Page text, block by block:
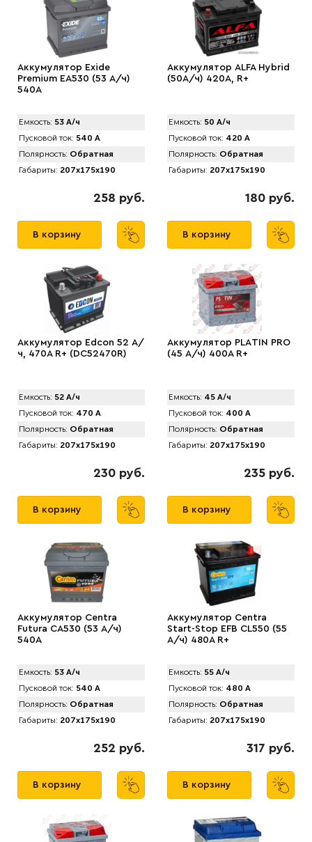
Аккумулятор Exide
Premium EA530 (53 А/ч)
540A
Емкость: 53 А/ч
Пусковой ток: 540 А
Полярность: Обратная
Габариты: 207x175x190
258 руб.
В корзину
Аккумулятор ALFA Hybrid
(50А/ч) 420A, R+
Емкость: 50 А/ч
Пусковой ток: 420 А
Полярность: Обратная
Габариты: 207x175x190
180 руб.
В корзину
Аккумулятор Edcon 52 А/
ч, 470A R+ (DC52470R)
Емкость: 52 А/ч
Пусковой ток: 470 А
Полярность: Обратная
Габариты: 207x175x190
230 руб.
В корзину
Аккумулятор PLАTIN PRO
(45 А/ч) 400A R+
Емкость: 45 А/ч
Пусковой ток: 400 А
Полярность: Обратная
Габариты: 207x175x190
235 руб.
В корзину
Аккумулятор Centra
Futura CA530 (53 А/ч)
540A
Емкость: 53 А/ч
Пусковой ток: 540 А
Полярность: Обратная
Габариты: 207x175x190
252 руб.
В корзину
Аккумулятор Centra
Start-Stop EFB CL550 (55
А/ч) 480A R+
Емкость: 55 А/ч
Пусковой ток: 480 А
Полярность: Обратная
Габариты: 207x175x190
317 руб.
В корзину